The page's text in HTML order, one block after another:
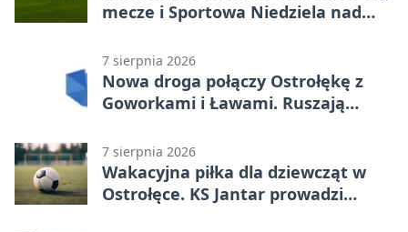
mecze i Sportowa Niedziela nad
7 sierpnia 2026
Nowa droga połączy Ostrołękę z
Goworkami i Ławami. Ruszają
7 sierpnia 2026
Wakacyjna piłka dla dziewcząt w
Ostrołęce. KS Jantar prowadzi